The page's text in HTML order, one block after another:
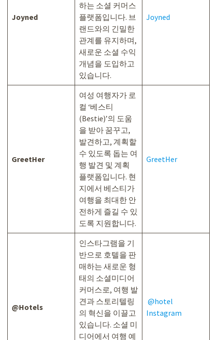
Joyned
하는 소셜 커머스
플랫폼입니다. 브
랜드와의 긴밀한
관계를 유지하며,
새로운 소셜 수익
개념을 도입하고
있습니다.
Joyned
GreetHer
여성 여행자가 로
컬 ‘베스티
(Bestie)’의 도움
을 받아 꿈꾸고,
발견하고, 계획할
수 있도록 돕는 여
행 발견 및 계획
플랫폼입니다. 현
지에서 베스티가
여행을 최대한 안
전하게 즐길 수 있
도록 지원합니다.
GreetHer
@Hotels
인스타그램을 기
반으로 호텔을 판
매하는 새로운 형
태의 소셜미디어
커머스로, 여행 발
견과 스토리텔링
의 혁신을 이끌고
있습니다. 소셜 미
디어에서 여행 예
@hotel
Instagram